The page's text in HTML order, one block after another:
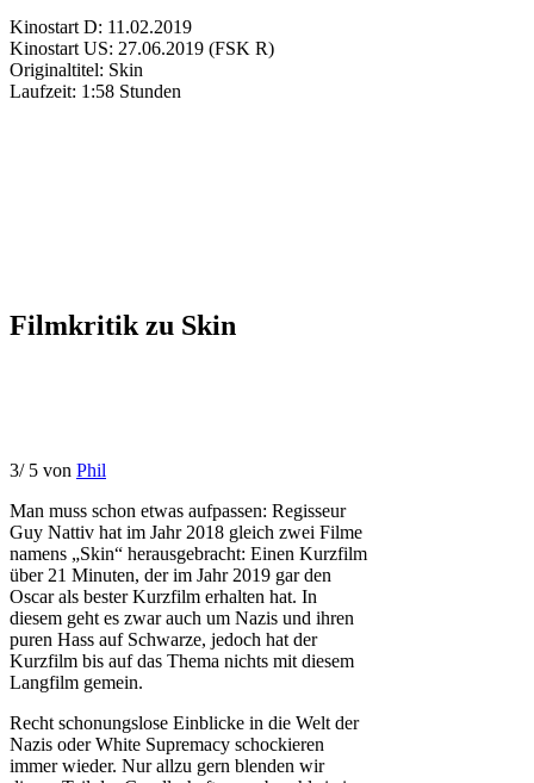
Kinostart D: 11.02.2019
Kinostart US: 27.06.2019 (FSK R)
Originaltitel: Skin
Laufzeit: 1:58 Stunden
Filmkritik zu Skin
3/ 5 von Phil
Man muss schon etwas aufpassen: Regisseur
Guy Nattiv hat im Jahr 2018 gleich zwei Filme
namens „Skin“ herausgebracht: Einen Kurzfilm
über 21 Minuten, der im Jahr 2019 gar den
Oscar als bester Kurzfilm erhalten hat. In
diesem geht es zwar auch um Nazis und ihren
puren Hass auf Schwarze, jedoch hat der
Kurzfilm bis auf das Thema nichts mit diesem
Langfilm gemein.
Recht schonungslose Einblicke in die Welt der
Nazis oder White Supremacy schockieren
immer wieder. Nur allzu gern blenden wir